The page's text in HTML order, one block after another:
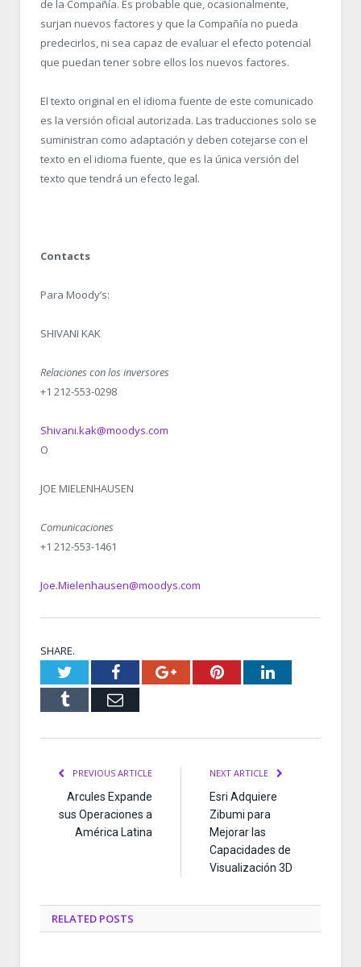
de la Compañía. Es probable que, ocasionalmente,
surjan nuevos factores y que la Compañía no pueda
predecirlos, ni sea capaz de evaluar el efecto potencial
que puedan tener sobre ellos los nuevos factores.
El texto original en el idioma fuente de este comunicado
es la versión oficial autorizada. Las traducciones solo se
suministran como adaptación y deben cotejarse con el
texto en el idioma fuente, que es la única versión del
texto que tendrá un efecto legal.
Contacts
Para Moody’s:
SHIVANI KAK
Relaciones con los inversores
+1 212-553-0298
Shivani.kak@moodys.com
O
JOE MIELENHAUSEN
Comunicaciones
+1 212-553-1461
Joe.Mielenhausen@moodys.com
SHARE.
TwitterFacebookGoogle+PinterestLinkedIn
Tumblr Email
PREVIOUS ARTICLE
Arcules Expande
sus Operaciones a
América Latina
NEXT ARTICLE
Esri Adquiere
Zibumi para
Mejorar las
Capacidades de
Visualización 3D
RELATED POSTS